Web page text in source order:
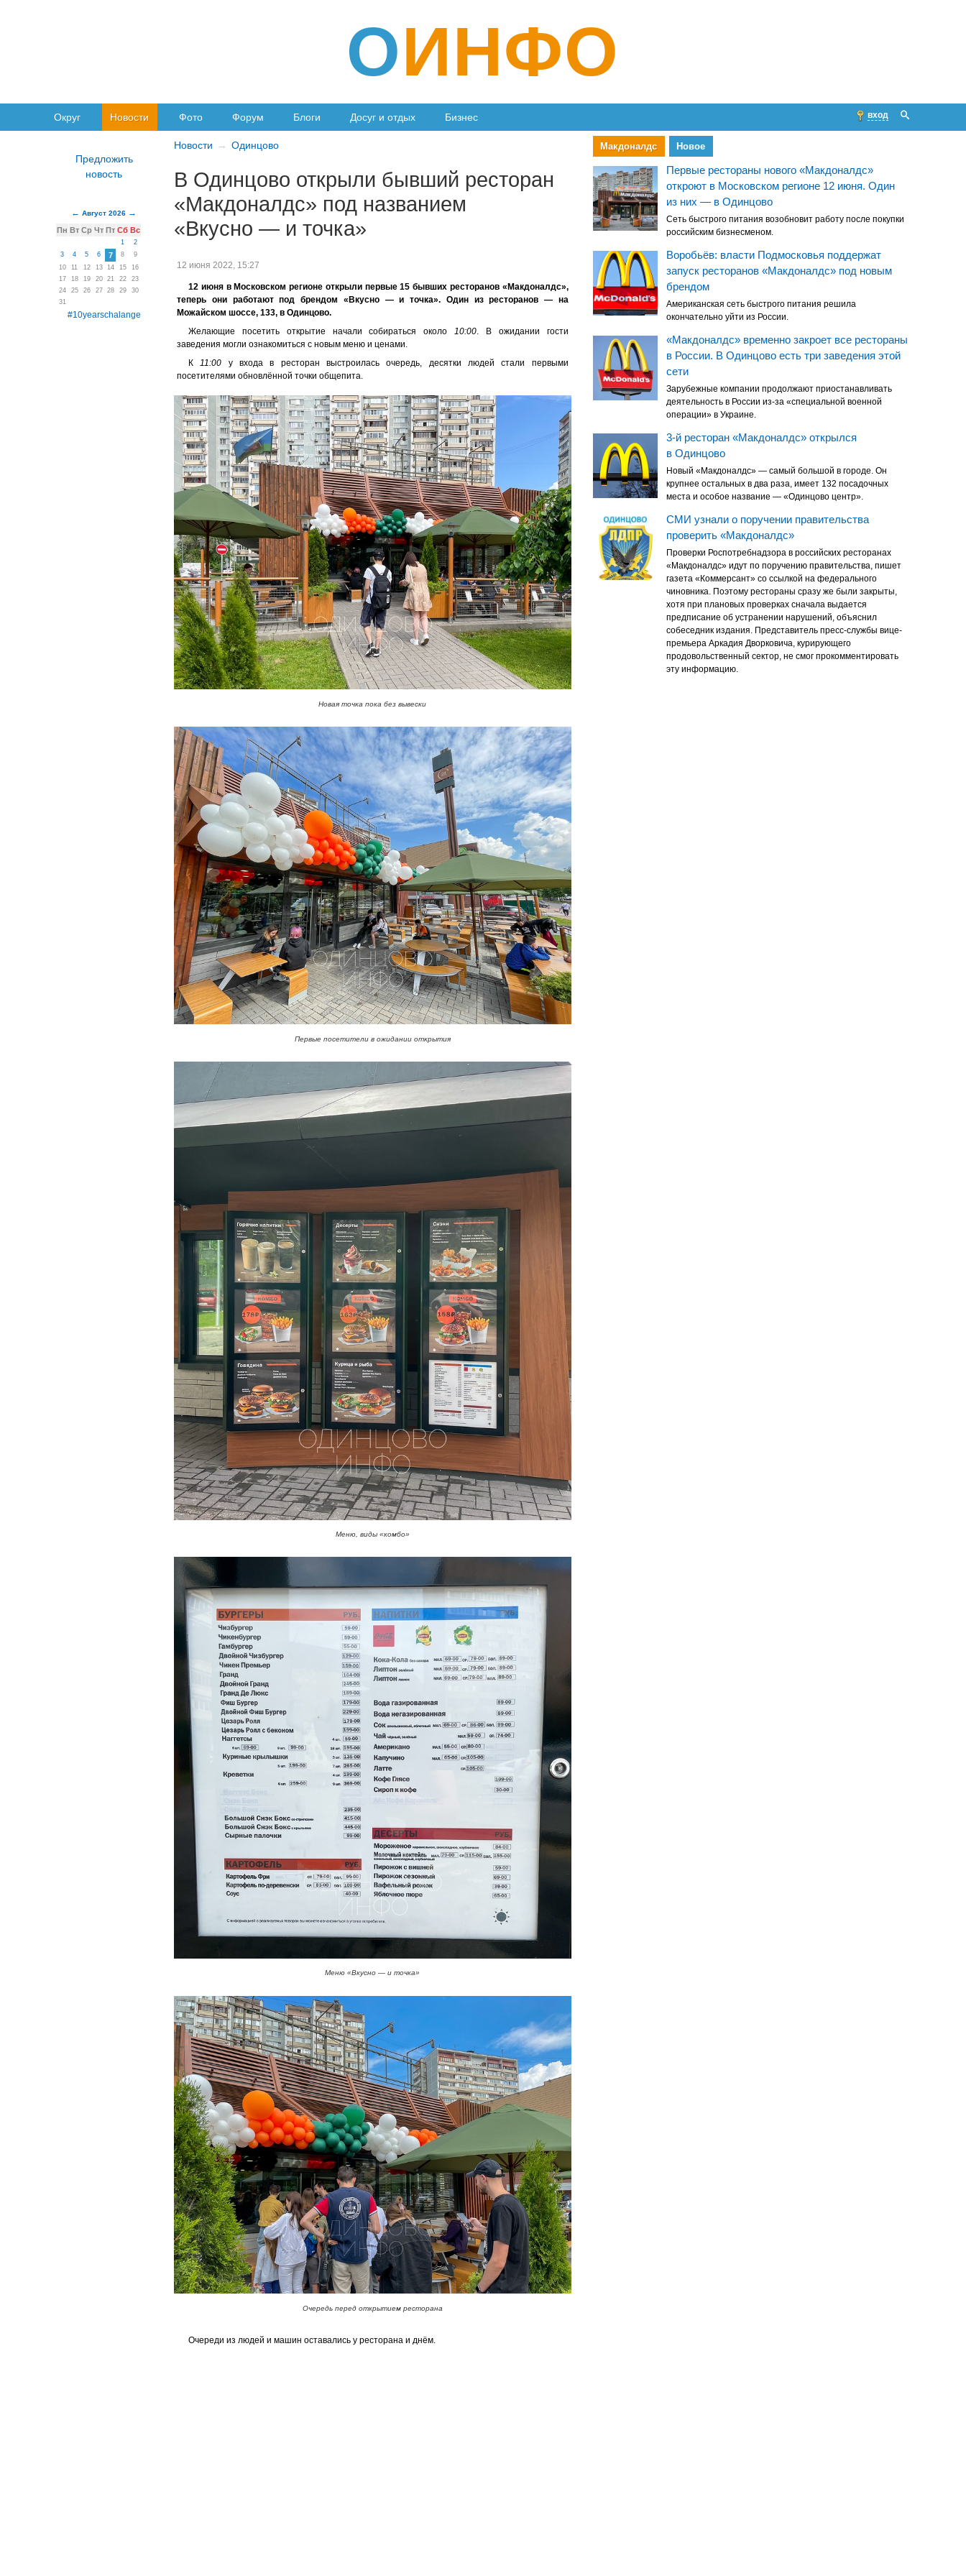
ОИНФО
Округ Новости Фото Форум Блоги Досуг и отдых Бизнес вход
Новости Одинцово
В Одинцово открыли бывший ресторан
«Макдоналдс» под названием
«Вкусно — и точка»
12 июня 2022, 15:27
12 июня в Московском регионе открыли первые 15 бывших ресторанов «Макдоналдс»,
теперь они работают под брендом «Вкусно — и точка». Один из ресторанов — на
Можайском шоссе, 133, в Одинцово.
Желающие посетить открытие начали собираться около10:00. В ожидании гости
заведения могли ознакомиться с новым меню и ценами.
К11:00 у входа в ресторан выстроилась очередь, десятки людей стали первыми
посетителями обновлённой точки общепита.
Новая точка пока без вывески
Первые посетители в ожидании открытия
Меню, виды «комбо»
Меню «Вкусно — и точка»
Очередь перед открытием ресторана
Очереди из людей и машин оставались у ресторана и днём.
Август 2026
Пн Вт Ср Чт Пт Сб Вс
1
2
3
4 5 6 7 8
9
10
11 12 13 14 15
16
17
18 19 20 21 22
23
24
25 26 27 28 29
30
31
#10yearschalange
Макдоналдс Новое
Первые рестораны нового «Макдоналдс»
откроют в Московском регионе 12 июня. Один
из них — в Одинцово
Сеть быстрого питания возобновит работу после покупки
российским бизнесменом.
Воробьёв: власти Подмосковья поддержат
запуск ресторанов «Макдоналдс» под новым
брендом
Американская сеть быстрого питания решила
окончательно уйти из России.
«Макдоналдс» временно закроет все рестораны
в России. В Одинцово есть три заведения этой
сети
Зарубежные компании продолжают приостанавливать
деятельность в России из-за «специальной военной
операции» в Украине.
3-й ресторан «Макдоналдс» открылся
в Одинцово
Новый «Макдоналдс» — самый большой в городе. Он
крупнее остальных в два раза, имеет 132 посадочных
места и особое название — «Одинцово центр».
СМИ узнали о поручении правительства
проверить «Макдоналдс»
Проверки Роспотребнадзора в российских ресторанах
«Макдоналдс» идут по поручению правительства, пишет
газета «Коммерсант» со ссылкой на федерального
чиновника. Поэтому рестораны сразу же были закрыты,
хотя при плановых проверках сначала выдается
предписание об устранении нарушений, объяснил
собеседник издания. Представитель пресс-службы вице-
премьера Аркадия Дворковича, курирующего
продовольственный сектор, не смог прокомментировать
эту информацию.